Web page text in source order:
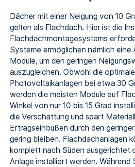
Dächer mit einer Neigung von 10
gelten als Flachdach. Hier ist die
Flachdachmontagesystems
Systeme ermöglichen nämlich eine
Module, um den geringen
auszugleichen. Obwohl die
Photovoltaikanlagen bei etwa 30
werden die meisten Module auf
Winkel von nur 10 bis 15 Grad
die Verschattung und spart
Ertragseinbußen durch den
gering bleiben. Flachdachanlagen
komplett nach Süden ausgerichtet
Anlage installiert werden. Während